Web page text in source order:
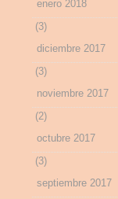
enero 2018
(3)
diciembre 2017
(3)
noviembre 2017
(2)
octubre 2017
(3)
septiembre 2017